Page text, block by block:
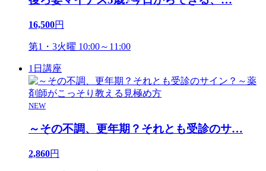
16,500円
第1・3火曜 10:00～11:00
1日講座
NEW
～その不調、更年期？それとも受診のサ…
2,860円